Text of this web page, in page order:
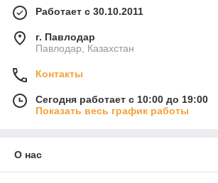
Работает с 30.10.2011
г. Павлодар
Павлодар, Казахстан
Контакты
Сегодня работает с 10:00 до 19:00
Показать весь график работы
О нас